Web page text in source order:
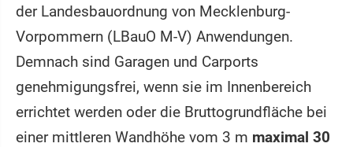
der Landesbauordnung von Mecklenburg-
Vorpommern (LBauO M-V) Anwendungen.
Demnach sind Garagen und Carports
genehmigungsfrei, wenn sie im Innenbereich
errichtet werden oder die Bruttogrundfläche bei
einer mittleren Wandhöhe vom 3 m maximal 30